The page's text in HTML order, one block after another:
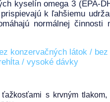
kyselín omega 3 (EPA-
k ľahšiemu
normálnej činnosti
konzervačných látok /
/ vysoké dávky
s krvným